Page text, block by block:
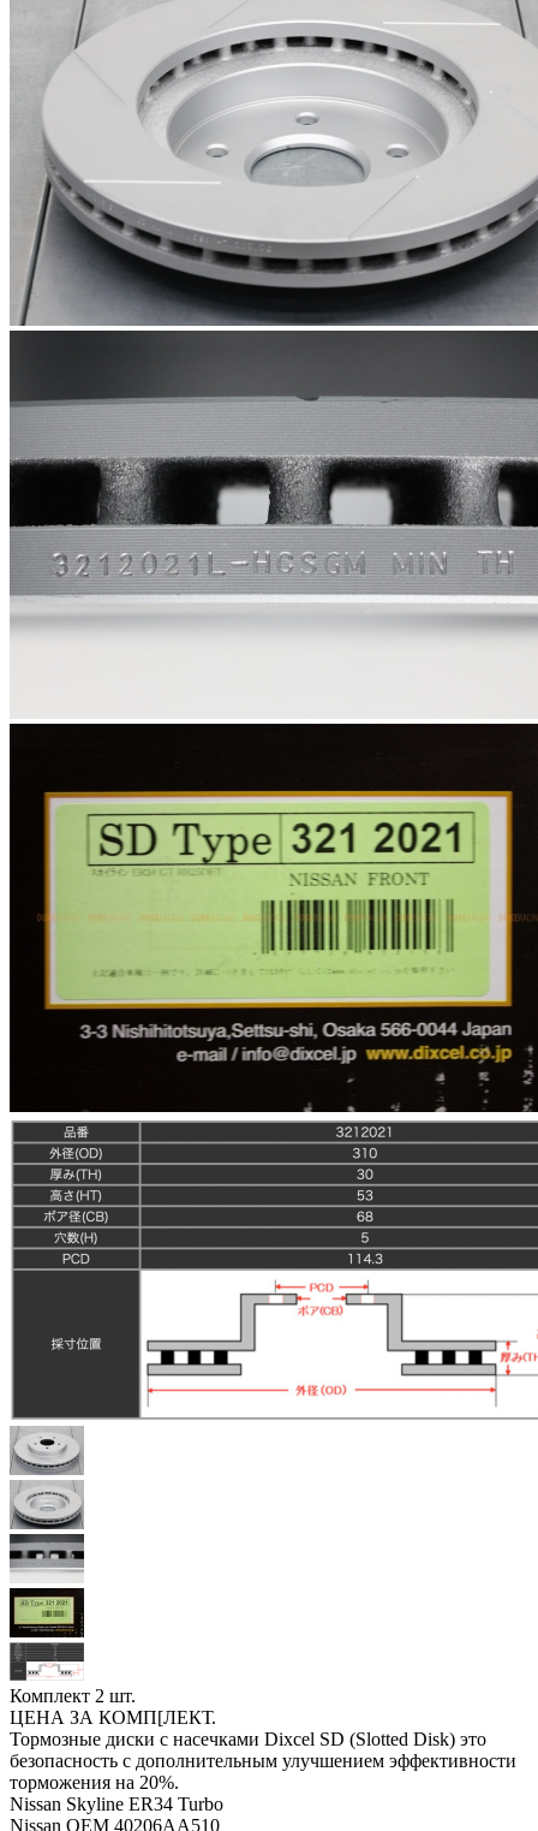
Комплект 2 шт.
ЦЕНА ЗА КОМП[ЛЕКТ.
Тормозные диски с насечками Dixcel SD (Slotted Disk) это
безопасность с дополнительным улучшением эффективности
торможения на 20%.
Nissan Skyline ER34 Turbo
Nissan OEM 40206AA510